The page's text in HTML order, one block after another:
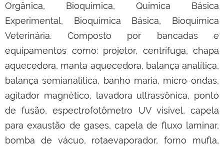
Orgânica, Bioquímica, Química Básica
Experimental, Bioquímica Básica, Bioquímica
Veterinária. Composto por bancadas e
equipamentos como: projetor, centrífuga, chapa
aquecedora, manta aquecedora, balança analítica,
balança semianalítica, banho maria, micro-ondas,
agitador magnético, lavadora ultrassônica, ponto
de fusão, espectrofotômetro UV visível, capela
para exaustão de gases, capela de fluxo laminar,
bomba de vácuo, rotaevaporador, forno mufla,